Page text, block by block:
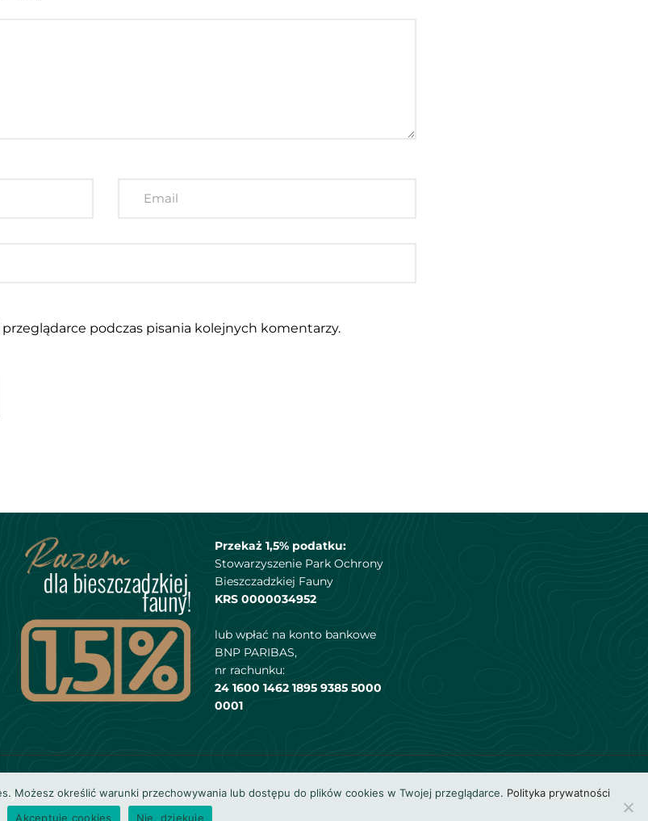
podczas pisania kolejnych komentarzy.
Przekaż 1,5% podatku:
Stowarzyszenie Park Ochrony
Bieszczadzkiej Fauny
KRS 0000034952
lub wpłać na konto bankowe
BNP PARIBAS,
nr rachunku:
24 1600 1462 1895 9385 5000
0001
prywatności Nasza misja i cele Cookies
Możesz określić warunki przechowywania lub dostępu do plików cookies w Twojej przeglądarce. Polityka prywatności
Akceptuję cookies
Nie, dziękuję